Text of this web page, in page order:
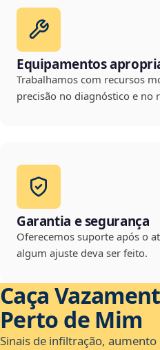
Equipamentos
Trabalhamos com recursos
precisão no diagnóstico e no
Garantia e segurança
Oferecemos suporte após o
algum ajuste deva ser feito.
Caça
Perto de Mim
Sinais de infiltração,